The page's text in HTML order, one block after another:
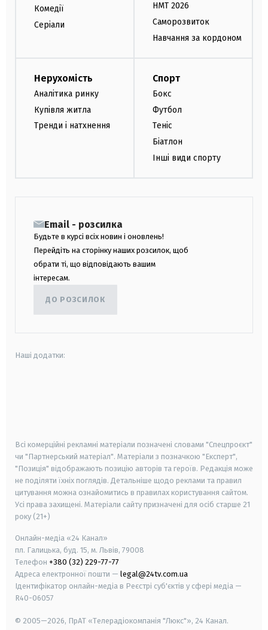
Комедії
Серіали
НМТ 2026
Саморозвиток
Навчання за кордоном
Нерухомість
Аналітика ринку
Купівля житла
Тренди і натхнення
Спорт
Бокс
Футбол
Теніс
Біатлон
Інші види спорту
Email - розсилка
Будьте в курсі всіх новин і оновлень!
Перейдіть на сторінку наших розсилок, щоб
обрати ті, що відповідають вашим
інтересам.
ДО РОЗСИЛОК
Наші додатки:
Всі комерційні рекламні матеріали позначені словами "Спецпроєкт"
чи "Партнерський матеріал". Матеріали з позначкою "Експерт",
"Позиція" відображають позицію авторів та героїв. Редакція може
не поділяти їхніх поглядів. Детальніше щодо реклами та правил
цитування можна ознайомитись в правилах користування сайтом.
Усі права захищені. Матеріали сайту призначені для осіб старше 21
року (21+)
Онлайн-медіа «24 Канал»
пл. Галицька, буд. 15, м. Львів, 79008
Телефон +380 (32) 229-77-77
Адреса електронної пошти — legal@24tv.com.ua
Ідентифікатор онлайн-медіа в Реєстрі суб'єктів у сфері медіа —
R40-06057
© 2005—2026, ПрАТ «Телерадіокомпанія "Люкс"», 24 Канал.